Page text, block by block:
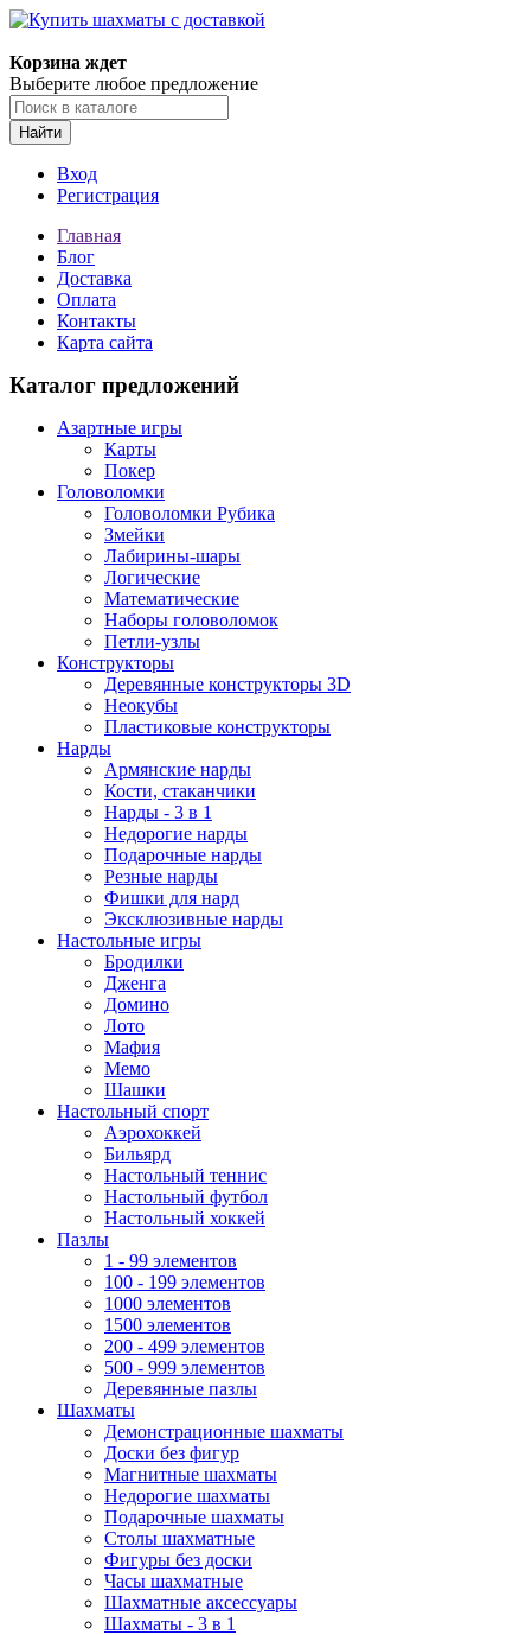
Корзина ждет
Выберите любое предложение
Найти
Вход
Регистрация
Главная
Блог
Доставка
Оплата
Контакты
Карта сайта
Каталог предложений
Азартные игры
Карты
Покер
Головоломки
Головоломки Рубика
Змейки
Лабирины-шары
Логические
Математические
Наборы головоломок
Петли-узлы
Конструкторы
Деревянные конструкторы 3D
Неокубы
Пластиковые конструкторы
Нарды
Армянские нарды
Кости, стаканчики
Нарды - 3 в 1
Недорогие нарды
Подарочные нарды
Резные нарды
Фишки для нард
Эксклюзивные нарды
Настольные игры
Бродилки
Дженга
Домино
Лото
Мафия
Мемо
Шашки
Настольный спорт
Аэрохоккей
Бильярд
Настольный теннис
Настольный футбол
Настольный хоккей
Пазлы
1 - 99 элементов
100 - 199 элементов
1000 элементов
1500 элементов
200 - 499 элементов
500 - 999 элементов
Деревянные пазлы
Шахматы
Демонстрационные шахматы
Доски без фигур
Магнитные шахматы
Недорогие шахматы
Подарочные шахматы
Столы шахматные
Фигуры без доски
Часы шахматные
Шахматные аксессуары
Шахматы - 3 в 1